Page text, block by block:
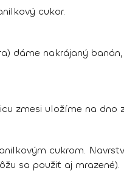
cukor.
dáme nakrájaný
zmesi uložíme na
cukrom.
sa použiť aj